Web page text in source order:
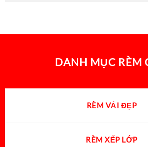
DANH MỤC RÈM
RÈM VẢI ĐẸP
RÈM XẾP LỚP